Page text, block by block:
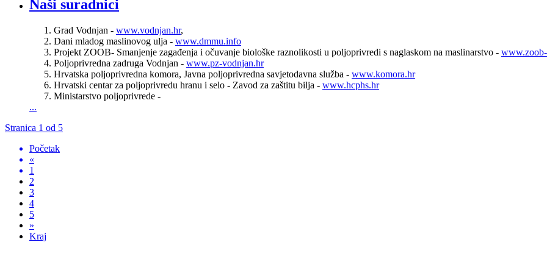
Naši suradnici
Grad Vodnjan - www.vodnjan.hr,
Dani mladog maslinovog ulja - www.dmmu.info
Projekt ZOOB- Smanjenje zagađenja i očuvanje biološke raznolikosti u poljoprivredi s naglaskom na maslinarstvo -
Poljoprivredna zadruga Vodnjan - www.pz-vodnjan.hr
Hrvatska poljoprivredna komora, Javna poljoprivredna savjetodavna služba - www.komora.hr
Hrvatski centar za poljoprivredu hranu i selo - Zavod za zaštitu bilja - www.hcphs.hr
Ministarstvo poljoprivrede -
...
Stranica 1 od 5
Početak
«
1
2
3
4
5
»
Kraj